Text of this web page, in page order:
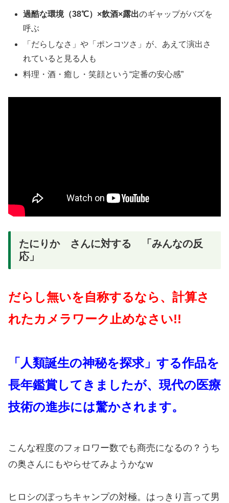
過酷な環境（38℃）×飲酒×露出のギャップがバズを
呼ぶ
「だらしなさ」や「ポンコツさ」が、あえて演出さ
れていると見る人も
料理・酒・癒し・笑顔という“定番の安心感”
たにりか さんに対する 「みんなの反
応」
だらし無いを自称するなら、計算さ
れたカメラワーク止めなさい!!
「人類誕生の神秘を探求」する作品を
長年鑑賞してきましたが、現代の医療
技術の進歩には驚かされます。
こんな程度のフォロワー数でも商売になるの？うち
の奥さんにもやらせてみようかなw
ヒロシのぼっちキャンプの対極。はっきり言って男